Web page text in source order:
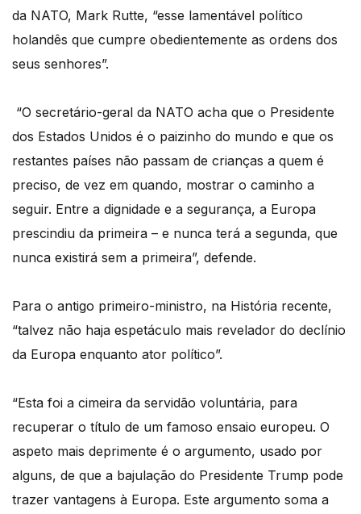
da NATO, Mark Rutte, “esse lamentável político
holandês que cumpre obedientemente as ordens dos
seus senhores”.
“O secretário-geral da NATO acha que o Presidente
dos Estados Unidos é o paizinho do mundo e que os
restantes países não passam de crianças a quem é
preciso, de vez em quando, mostrar o caminho a
seguir. Entre a dignidade e a segurança, a Europa
prescindiu da primeira – e nunca terá a segunda, que
nunca existirá sem a primeira”, defende.
Para o antigo primeiro-ministro, na História recente,
“talvez não haja espetáculo mais revelador do declínio
da Europa enquanto ator político”.
“Esta foi a cimeira da servidão voluntária, para
recuperar o título de um famoso ensaio europeu. O
aspeto mais deprimente é o argumento, usado por
alguns, de que a bajulação do Presidente Trump pode
trazer vantagens à Europa. Este argumento soma a